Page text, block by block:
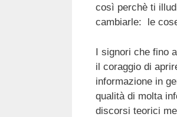
così perchè ti
cambiarle: le
I signori che fino
il coraggio di
informazione in
qualità di molta
discorsi teorici